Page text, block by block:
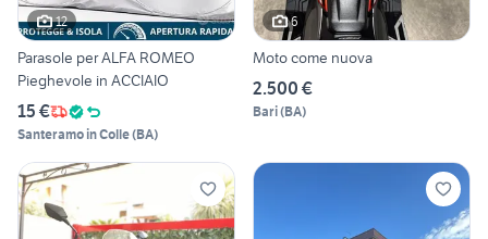
12
Parasole per ALFA ROMEO
Pieghevole in ACCIAIO
15 €
Santeramo in Colle(BA)
6
Moto come nuova
2.500 €
Bari(BA)